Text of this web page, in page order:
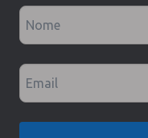
Nome
Email